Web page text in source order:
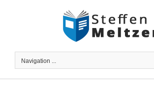
Navigation ...